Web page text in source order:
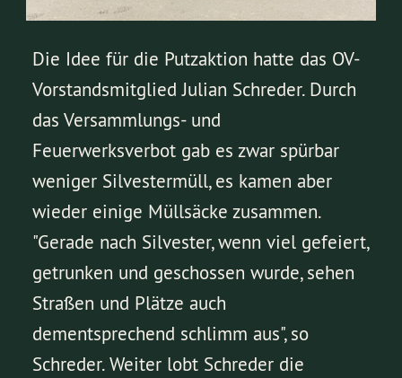
Die Idee für die Putzaktion hatte das OV-
Vorstandsmitglied Julian Schreder. Durch
das Versammlungs- und
Feuerwerksverbot gab es zwar spürbar
weniger Silvestermüll, es kamen aber
wieder einige Müllsäcke zusammen.
"Gerade nach Silvester, wenn viel gefeiert,
getrunken und geschossen wurde, sehen
Straßen und Plätze auch
dementsprechend schlimm aus", so
Schreder. Weiter lobt Schreder die